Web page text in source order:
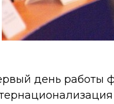
день работы